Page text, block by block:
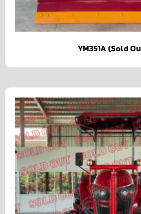
YM351A (Sold